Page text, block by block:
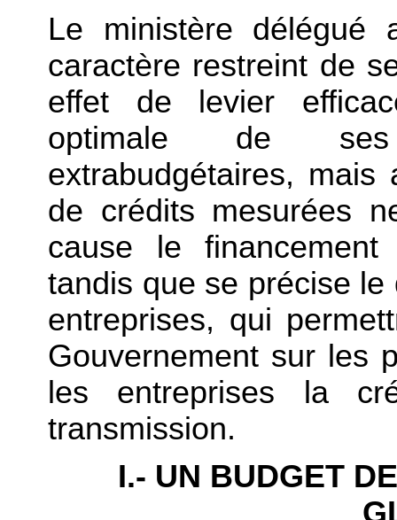
Le ministère délégué
caractère restreint de
effet de levier
optimale de ses
extrabudgétaires,
de crédits mesurées
cause le
tandis que se précise
entreprises, qui
Gouvernement sur les
les entreprises la
transmission.
I.- UN BUDGET